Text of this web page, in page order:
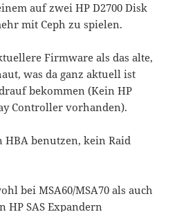
auf zwei HP D2700 Disk
mit Ceph zu spielen.
Firmware als das alte,
was da ganz aktuell ist
bekommen (Kein HP
Controller vorhanden).
benutzen, kein Raid
bei MSA60/MSA70 als auch
HP SAS Expandern